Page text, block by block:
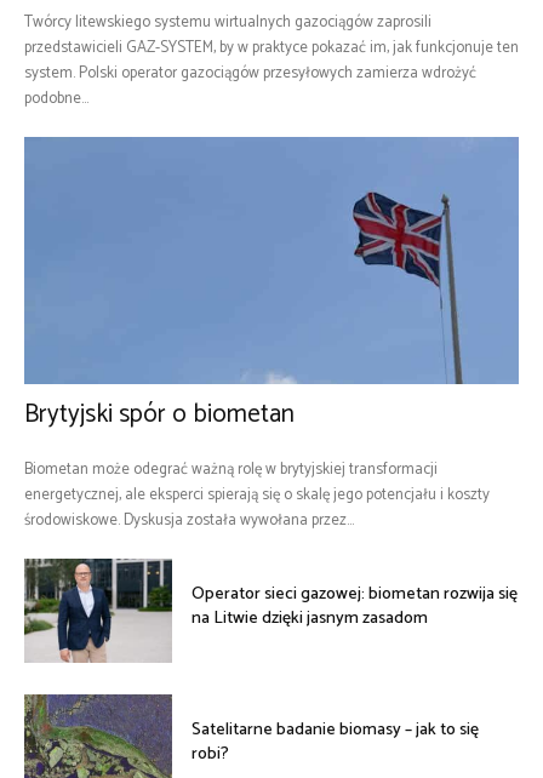
Twórcy litewskiego systemu wirtualnych gazociągów zaprosili
przedstawicieli GAZ-SYSTEM, by w praktyce pokazać im, jak funkcjonuje ten
system. Polski operator gazociągów przesyłowych zamierza wdrożyć
podobne...
Brytyjski spór o biometan
Biometan może odegrać ważną rolę w brytyjskiej transformacji
energetycznej, ale eksperci spierają się o skalę jego potencjału i koszty
środowiskowe. Dyskusja została wywołana przez...
Operator sieci gazowej: biometan rozwija się
na Litwie dzięki jasnym zasadom
Satelitarne badanie biomasy – jak to się
robi?